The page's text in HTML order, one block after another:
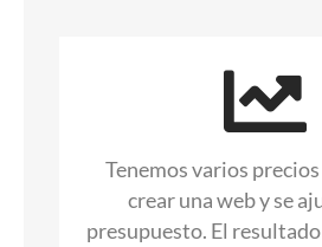
Tenemos varios
crear una web y se
presupuesto. El